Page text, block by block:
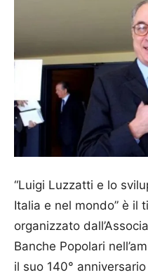
“Luigi Luzzatti e lo
Italia e nel mondo” è il
organizzato
Banche Popolari
il suo 140°